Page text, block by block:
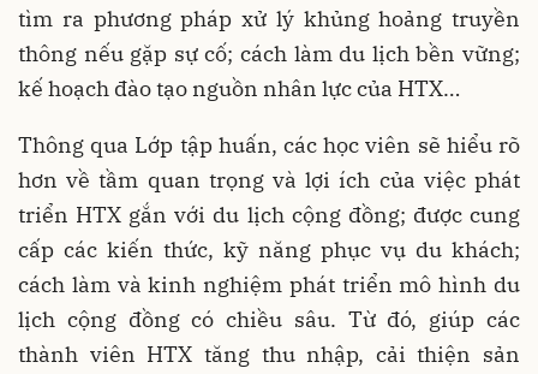
tìm ra phương pháp xử lý khủng hoảng truyền
thông nếu gặp sự cố; cách làm du lịch bền vững;
kế hoạch đào tạo nguồn nhân lực của HTX…
Thông qua Lớp tập huấn, các học viên sẽ hiểu rõ
hơn về tầm quan trọng và lợi ích của việc phát
triển HTX gắn với du lịch cộng đồng; được cung
cấp các kiến thức, kỹ năng phục vụ du khách;
cách làm và kinh nghiệm phát triển mô hình du
lịch cộng đồng có chiều sâu. Từ đó, giúp các
thành viên HTX tăng thu nhập, cải thiện sản